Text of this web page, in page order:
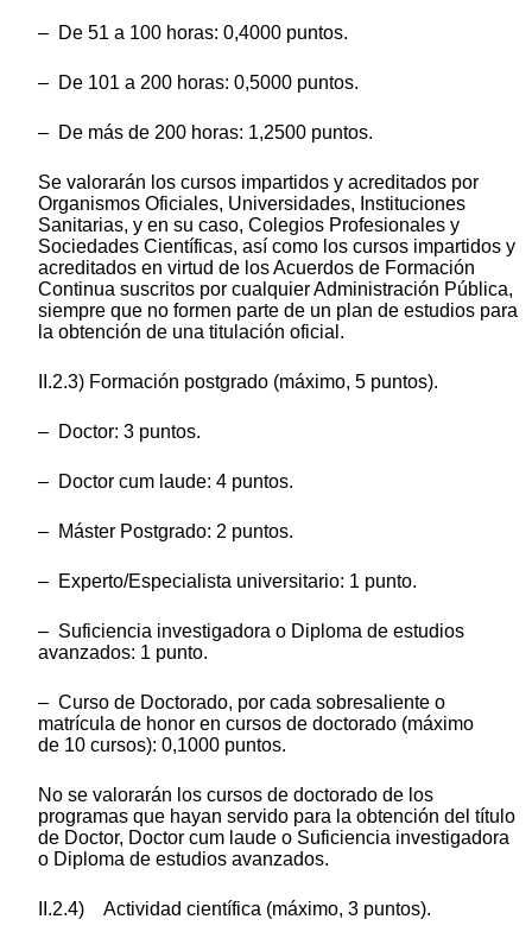
– De 51 a 100 horas: 0,4000 puntos.
– De 101 a 200 horas: 0,5000 puntos.
– De más de 200 horas: 1,2500 puntos.
Se valorarán los cursos impartidos y acreditados por
Organismos Oficiales, Universidades, Instituciones
Sanitarias, y en su caso, Colegios Profesionales y
Sociedades Científicas, así como los cursos impartidos y
acreditados en virtud de los Acuerdos de Formación
Continua suscritos por cualquier Administración Pública,
siempre que no formen parte de un plan de estudios para
la obtención de una titulación oficial.
II.2.3) Formación postgrado (máximo, 5 puntos).
– Doctor: 3 puntos.
– Doctor cum laude: 4 puntos.
– Máster Postgrado: 2 puntos.
– Experto/Especialista universitario: 1 punto.
– Suficiencia investigadora o Diploma de estudios
avanzados: 1 punto.
– Curso de Doctorado, por cada sobresaliente o
matrícula de honor en cursos de doctorado (máximo
de 10 cursos): 0,1000 puntos.
No se valorarán los cursos de doctorado de los
programas que hayan servido para la obtención del título
de Doctor, Doctor cum laude o Suficiencia investigadora
o Diploma de estudios avanzados.
II.2.4) Actividad científica (máximo, 3 puntos).